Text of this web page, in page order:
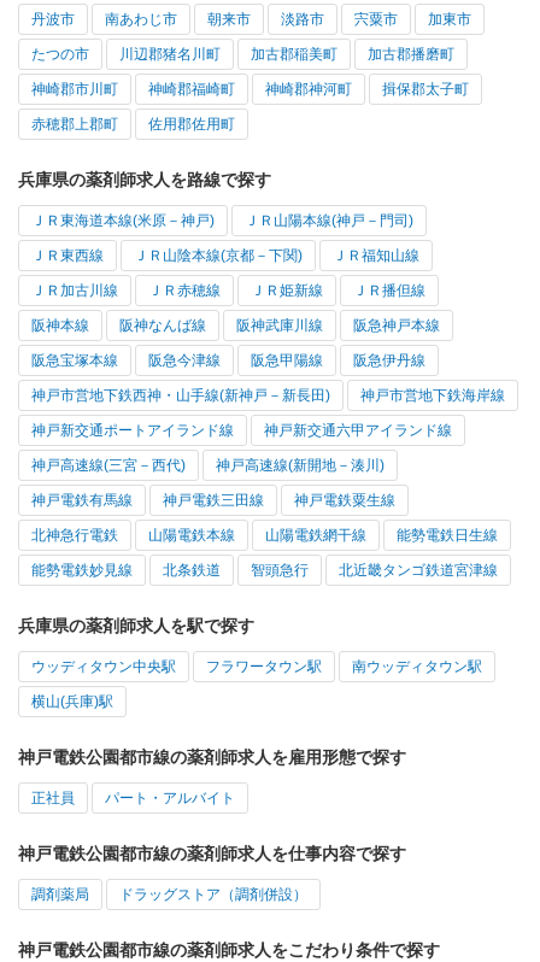
丹波市 南あわじ市 朝来市 淡路市 宍粟市 加東市
たつの市 川辺郡猪名川町 加古郡稲美町 加古郡播磨町
神崎郡市川町 神崎郡福崎町 神崎郡神河町 揖保郡太子町
赤穂郡上郡町 佐用郡佐用町
兵庫県の薬剤師求人を路線で探す
ＪＲ東海道本線(米原－神戸) ＪＲ山陽本線(神戸－門司)
ＪＲ東西線 ＪＲ山陰本線(京都－下関) ＪＲ福知山線
ＪＲ加古川線 ＪＲ赤穂線 ＪＲ姫新線 ＪＲ播但線
阪神本線 阪神なんば線 阪神武庫川線 阪急神戸本線
阪急宝塚本線 阪急今津線 阪急甲陽線 阪急伊丹線
神戸市営地下鉄西神・山手線(新神戸－新長田) 神戸市営地下鉄海岸線
神戸新交通ポートアイランド線 神戸新交通六甲アイランド線
神戸高速線(三宮－西代) 神戸高速線(新開地－湊川)
神戸電鉄有馬線 神戸電鉄三田線 神戸電鉄粟生線
北神急行電鉄 山陽電鉄本線 山陽電鉄網干線 能勢電鉄日生線
能勢電鉄妙見線 北条鉄道 智頭急行 北近畿タンゴ鉄道宮津線
兵庫県の薬剤師求人を駅で探す
ウッディタウン中央駅 フラワータウン駅 南ウッディタウン駅
横山(兵庫)駅
神戸電鉄公園都市線の薬剤師求人を雇用形態で探す
正社員 パート・アルバイト
神戸電鉄公園都市線の薬剤師求人を仕事内容で探す
調剤薬局 ドラッグストア（調剤併設）
神戸電鉄公園都市線の薬剤師求人をこだわり条件で探す